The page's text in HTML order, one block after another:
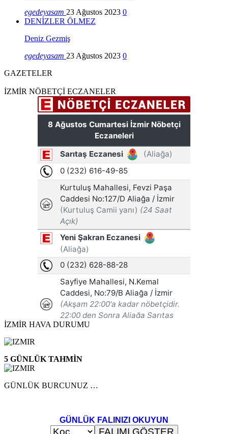
egedeyasam 23 Ağustos 2023 0
DENİZLER ÖLMEZ
Deniz Gezmiş
egedeyasam 23 Ağustos 2023 0
GAZETELER
İZMİR NÖBETÇİ ECZANELER
İZMİR HAVA DURUMU
5 GÜNLÜK TAHMİN
GÜNLÜK BURCUNUZ …
GÜNLÜK FALINIZI OKUYUN